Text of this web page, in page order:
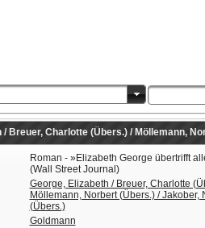
Breuer, Charlotte (Übers.) / Möllemann,
Roman - »Elizabeth George übertrifft
(Wall Street Journal)
George, Elizabeth / Breuer, Charlotte
Möllemann, Norbert (Übers.) / Jakober,
(Übers.)
Goldmann